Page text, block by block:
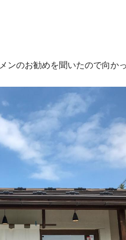
ンのお勧めを聞いたので向か